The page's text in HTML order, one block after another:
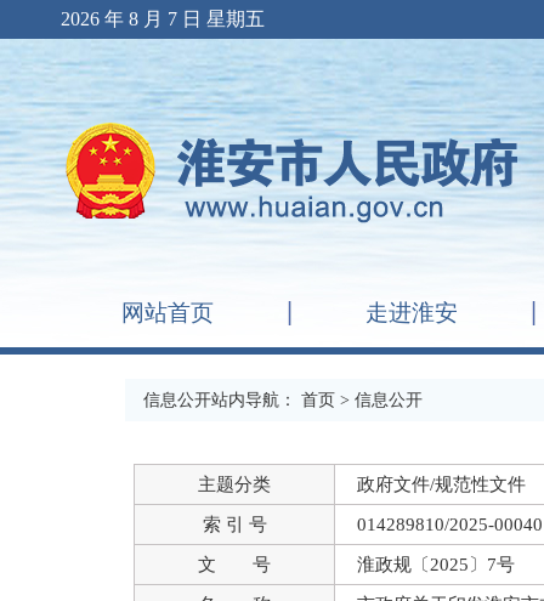
2026 年 8 月 7 日 星期五
网站首页 走进淮安
信息公开站内导航： 首页 > 信息公开
主题分类 政府文件/规范性文件
索 引 号 014289810/2025-00040
文 号 淮政规〔2025〕7号